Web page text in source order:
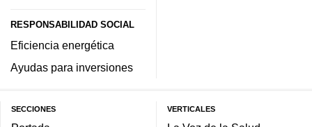
RESPONSABILIDAD SOCIAL
Eficiencia energética
Ayudas para inversiones
SECCIONES VERTICALES